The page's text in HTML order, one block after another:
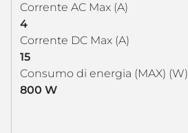
Corrente AC Max (A)
4
Corrente DC Max (A)
15
Consumo di energia (MAX) (W)
800 W